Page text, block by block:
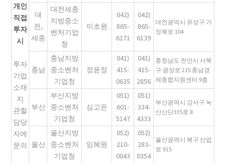
개인
직접
투자
시
투자
기업
소재
지
관할
담당
자에
문의
대
전,
세종
대전세종
지방중소
벤처기업
청
이초원
042)
865-
6171
042)
865-
6139
대전광역시 유성구 가
정북로 104
충남
충남지방
중소벤처
기업청
정윤정
041)
415-
0635
041)
415-
2856
충청남도 천안시 서북
구 광장로 215 충남경
제종합지원센터 9층
부산
부산지방
중소벤처
기업청
심고은
051)
601-
5147
051)
334-
4333
부산광역시 강서구 녹
산산단335로 8
울산
울산지방
중소벤처
기업청
임혜원
052)
210-
0043
052)
283-
0354
울산광역시 북구 산업
로 915